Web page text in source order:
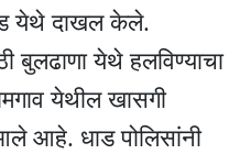
येथे दाखल केले.
बुलढाणा येथे हलविण्याचा
येथील खासगी
आहे. धाड पोलिसांनी